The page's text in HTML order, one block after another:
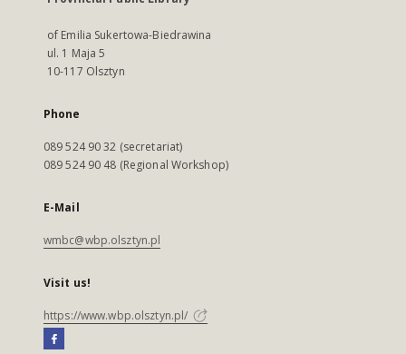
of Emilia Sukertowa-Biedrawina
ul. 1 Maja 5
10-117 Olsztyn
Phone
089 524 90 32 (secretariat)
089 524 90 48 (Regional Workshop)
E-Mail
wmbc@wbp.olsztyn.pl
Visit us!
https://www.wbp.olsztyn.pl/